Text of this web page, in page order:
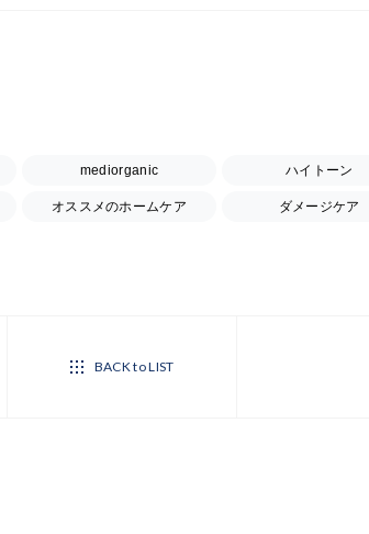
mediorganic ハイトーン
オススメのホームケア ダメージケア
BACK to LIST